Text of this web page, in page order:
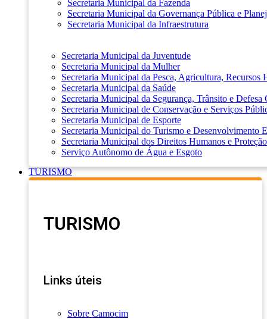
Secretaria Municipal da Fazenda
Secretaria Municipal da Governança Pública e
Secretaria Municipal da Infraestrutura
Secretaria Municipal da Juventude
Secretaria Municipal da Mulher
Secretaria Municipal da Pesca, Agricultura, Recursos
Secretaria Municipal da Saúde
Secretaria Municipal da Segurança, Trânsito e Defesa
Secretaria Municipal de Conservação e Serviços
Secretaria Municipal de Esporte
Secretaria Municipal do Turismo e Desenvolvimento
Secretaria Municipal dos Direitos Humanos e
Serviço Autônomo de Água e Esgoto
TURISMO
TURISMO
Links úteis
Sobre Camocim